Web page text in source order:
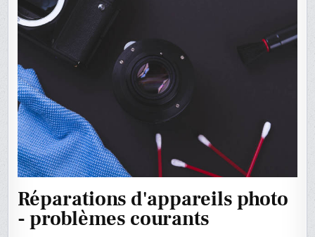
Réparations d'appareils photo
- problèmes courants